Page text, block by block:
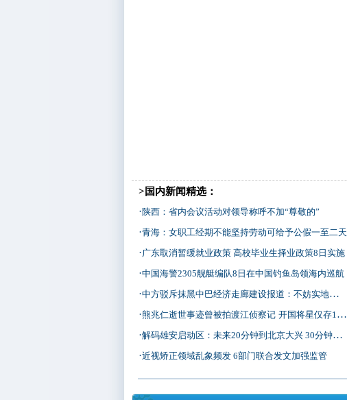
>国内新闻精选：
·陕西：省内会议活动对领导称呼不加“尊敬的”
·青海：女职工经期不能坚持劳动可给予公假一至二天
·广东取消暂缓就业政策 高校毕业生择业政策8日实施
·中国海警2305舰艇编队8日在中国钓鱼岛领海内巡航
·中方驳斥抹黑中巴经济走廊建设报道：不妨实地去了解
·熊兆仁逝世事迹曾被拍渡江侦察记 开国将星仅存12颗
·解码雄安启动区：未来20分钟到北京大兴 30分钟到天津
·近视矫正领域乱象频发 6部门联合发文加强监管